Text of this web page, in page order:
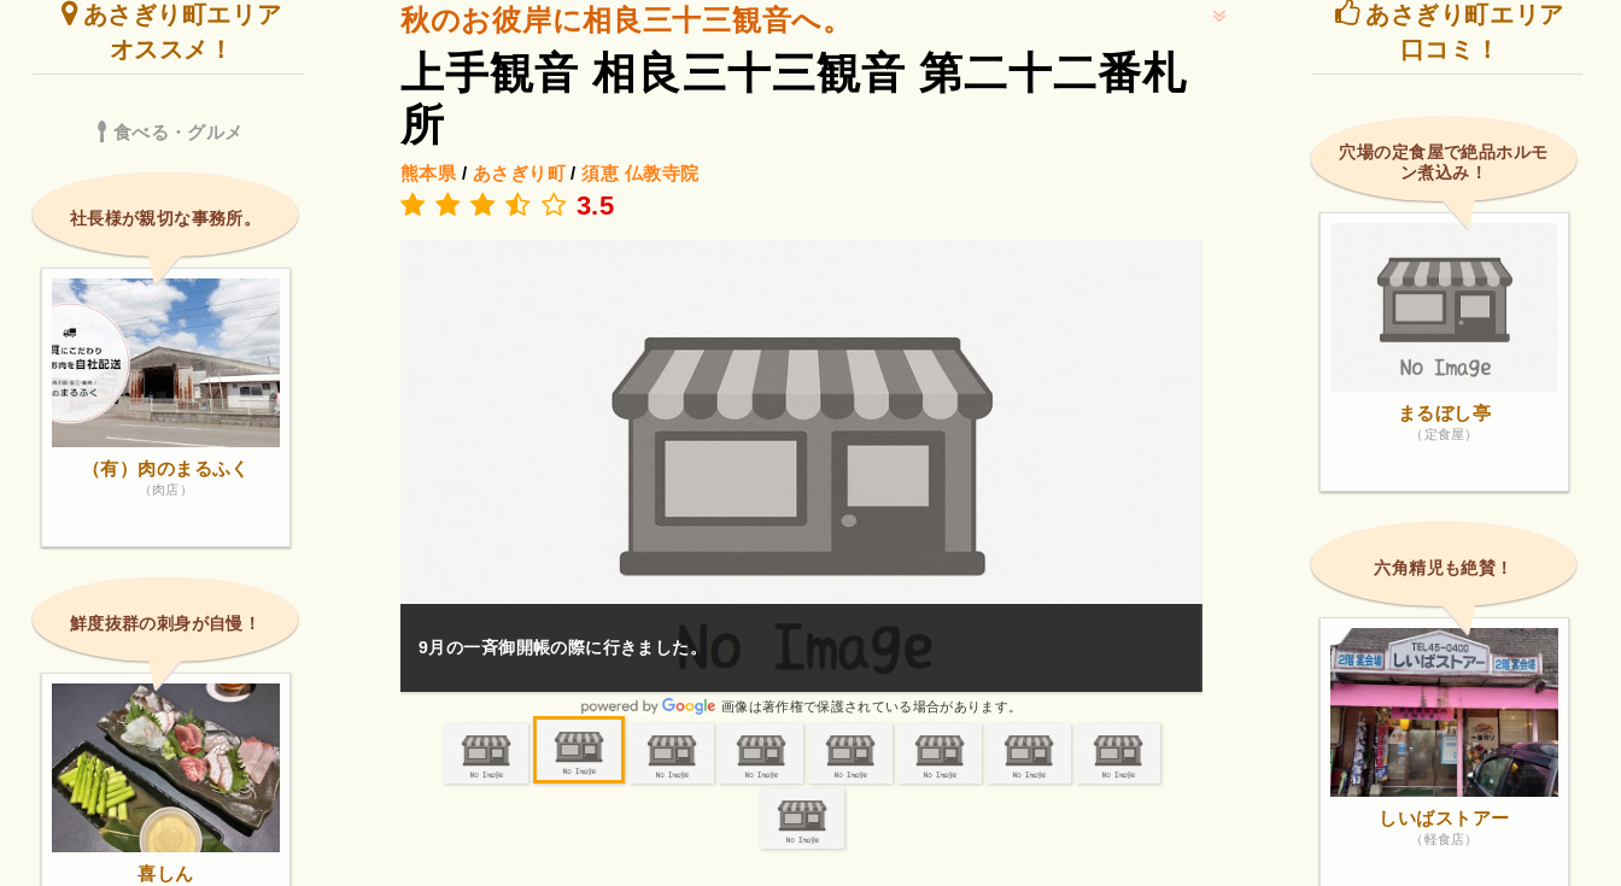
秋のお彼岸に相良三十三観音へ。
上手観音 相良三十三観音 第二十二番札
所
熊本県 / あさぎり町/須恵 仏教寺院
3.5
保護されている場合があります。
平成２８年９月２０日参拝相良三十三観音 第二十二番札所相良三十三観音御宝印帳の宝印あり春
のお彼岸と秋のお彼岸のみの限定開...
画像は著作権で保護されている場合があります。
近くに公園があり、滑り台が子供のお気に入り。
画像は著作権
あさぎり町エリア
オススメ！
食べる・グルメ
社長様が親切な事務所。
（有）肉のまるふく
（肉店）
鮮度抜群の刺身が自慢！
喜しん
あさぎり町エリア
口コミ！
穴場の定食屋で絶品ホルモ
ン煮込み！
まるぼし亭
（定食屋）
六角精児も絶賛！
しいばストアー
（軽食店）